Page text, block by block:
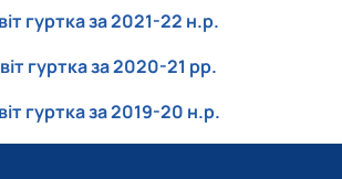
гуртка за 2021-22 н.р.
гуртка за 2020-21 рр.
гуртка за 2019-20 н.р.